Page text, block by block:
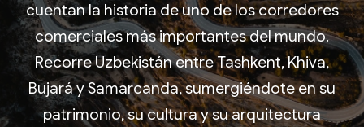
cuentan la historia de uno de los corredores
comerciales más importantes del mundo.
Recorre Uzbekistán entre Tashkent, Khiva,
Bujará y Samarcanda, sumergiéndote en su
patrimonio, su cultura y su arquitectura